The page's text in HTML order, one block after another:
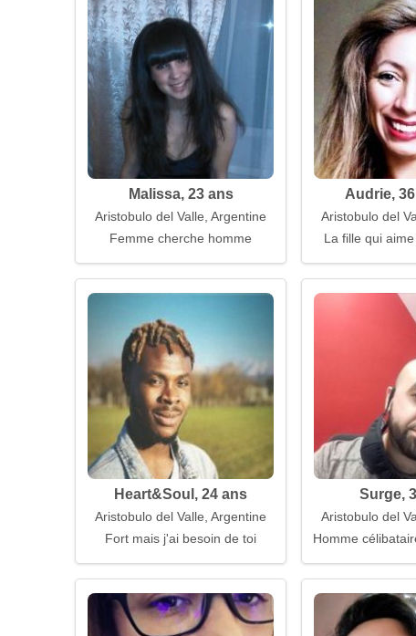
Malissa, 23 ans
Aristobulo del Valle, Argentine
Femme cherche homme
Audrie,
Aristobulo del
La fille qui
Heart&Soul, 24 ans
Aristobulo del Valle, Argentine
Fort mais j'ai besoin de toi
Surge,
Aristobulo del
Homme